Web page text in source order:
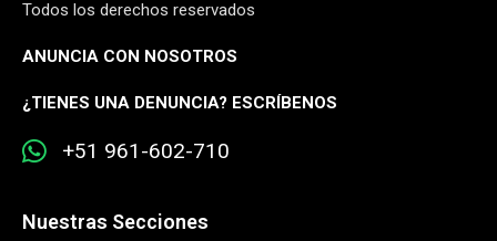
Todos los derechos reservados
ANUNCIA CON NOSOTROS
¿TIENES UNA DENUNCIA? ESCRÍBENOS
+51 961-602-710
Nuestras Secciones